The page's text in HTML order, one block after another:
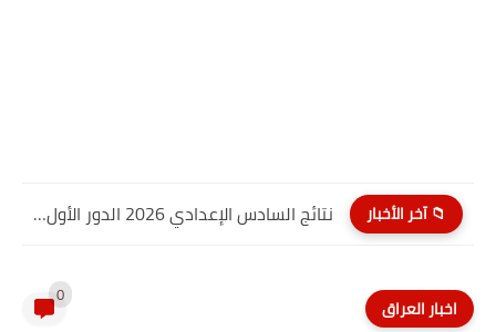
📁 آخر الأخبار نتائج السادس الإعدادي 2026 الدور الأول PDF كربلاء المقدسة| موقع...
اخبار العراق 0